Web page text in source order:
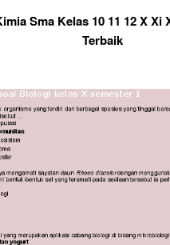
Sma Kelas 10 11 12 X Xi
Terbaik